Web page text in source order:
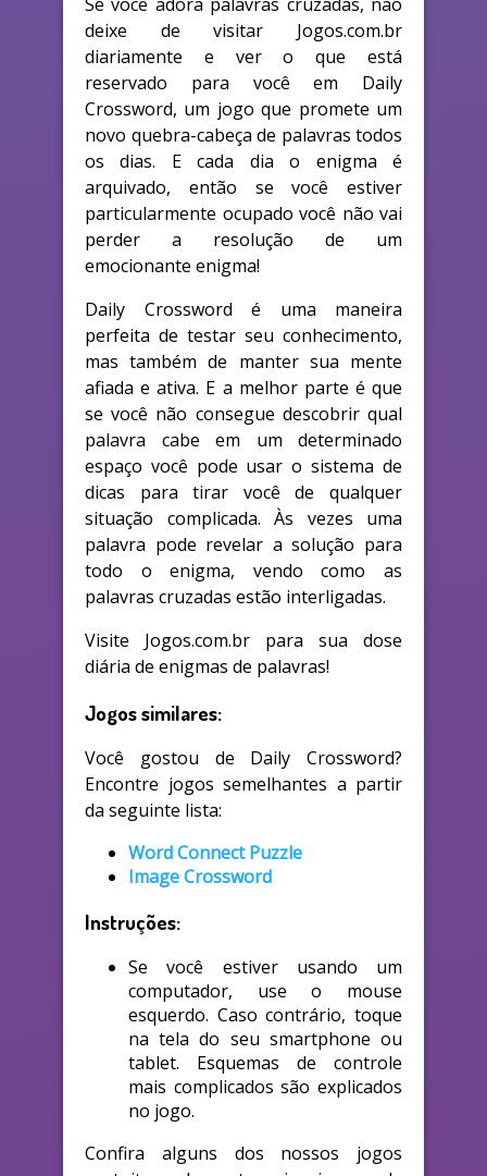
deixe de visitar Jogos.com.br
diariamente e ver o que está
reservado para você em Daily
Crossword, um jogo que promete um
novo quebra-cabeça de palavras todos
os dias. E cada dia o enigma é
arquivado, então se você estiver
particularmente ocupado você não vai
perder a resolução de um
emocionante enigma!
Daily Crossword é uma maneira
perfeita de testar seu conhecimento,
mas também de manter sua mente
afiada e ativa. E a melhor parte é que
se você não consegue descobrir qual
palavra cabe em um determinado
espaço você pode usar o sistema de
dicas para tirar você de qualquer
situação complicada. Às vezes uma
palavra pode revelar a solução para
todo o enigma, vendo como as
palavras cruzadas estão interligadas.
Visite Jogos.com.br para sua dose
diária de enigmas de palavras!
Jogos similares:
Você gostou de Daily Crossword?
Encontre jogos semelhantes a partir
da seguinte lista:
Word Connect Puzzle
Image Crossword
Instruções:
Se você estiver usando um
computador, use o mouse
esquerdo. Caso contrário, toque
na tela do seu smartphone ou
tablet. Esquemas de controle
mais complicados são explicados
no jogo.
Confira alguns dos nossos jogos